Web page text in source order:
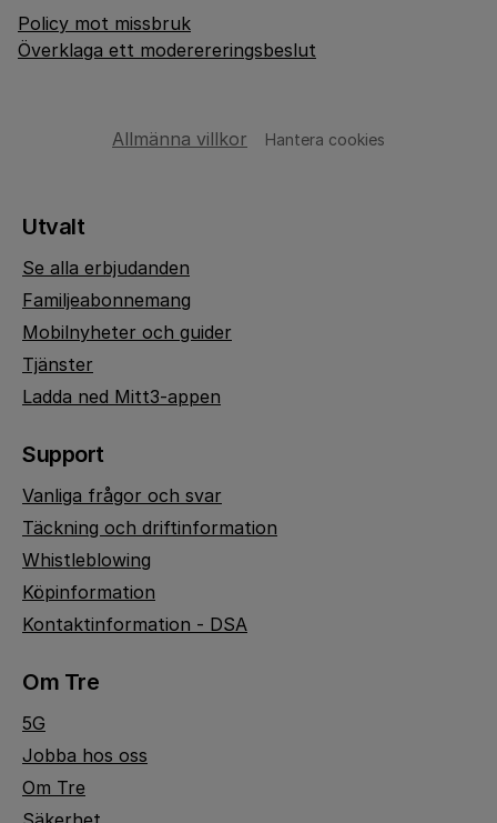
Policy mot missbruk
Överklaga ett moderereringsbeslut
Allmänna villkor Hantera cookies
Utvalt
Se alla erbjudanden
Familjeabonnemang
Mobilnyheter och guider
Tjänster
Ladda ned Mitt3-appen
Support
Vanliga frågor och svar
Täckning och driftinformation
Whistleblowing
Köpinformation
Kontaktinformation - DSA
Om Tre
5G
Jobba hos oss
Om Tre